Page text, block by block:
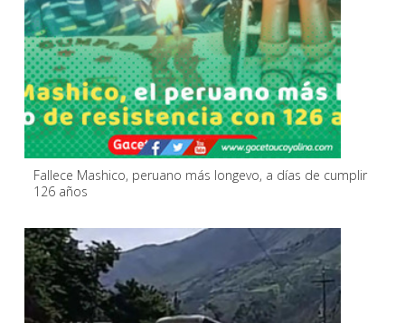
Fallece Mashico, peruano más longevo, a días de cumplir
126 años